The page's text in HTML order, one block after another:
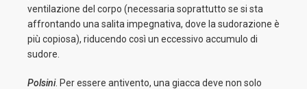
ventilazione del corpo (necessaria soprattutto se si sta
affrontando una salita impegnativa, dove la sudorazione è
più copiosa), riducendo così un eccessivo accumulo di
sudore.
Polsini. Per essere antivento, una giacca deve non solo